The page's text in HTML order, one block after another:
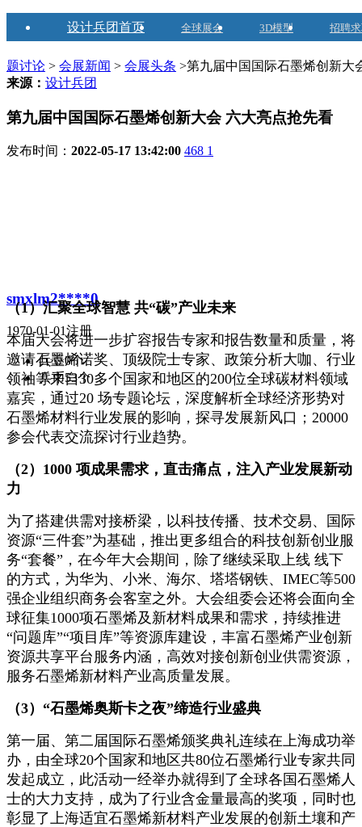
设计兵团首页 全球展会 3D模型 招聘
题讨论 > 会展新闻 > 会展头条 >第九届中国国际石墨烯创新大
来源： 设计兵团
第九届中国国际石墨烯创新大会 六大亮点抢先看
发布时间： 2022-05-17 13:42:00 468 1
smxlm2****0
1970-01-01注册
兵豆0个
兵币53个
（1）汇聚全球智慧 共“碳”产业未来
本届大会将进一步扩容报告专家和报告数量和质量，将
邀请石墨烯诺奖、顶级院士专家、政策分析大咖、行业
领袖等来自30多个国家和地区的200位全球碳材料领域
嘉宾，通过20 场专题论坛，深度解析全球经济形势对
石墨烯材料行业发展的影响，探寻发展新风口；20000
参会代表交流探讨行业趋势。
（2）1000 项成果需求，直击痛点，注入产业发展新动
力
为了搭建供需对接桥梁，以科技传播、技术交易、国际
资源“三件套”为基础，推出更多组合的科技创新创业服
务“套餐”，在今年大会期间，除了继续采取上线 线下
的方式，为华为、小米、海尔、塔塔钢铁、IMEC等500
强企业组织商务会客室之外。大会组委会还将会面向全
球征集1000项石墨烯及新材料成果和需求，持续推进
“问题库”“项目库”等资源库建设，丰富石墨烯产业创新
资源共享平台服务内涵，高效对接创新创业供需资源，
服务石墨烯新材料产业高质量发展。
（3）“石墨烯奥斯卡之夜”缔造行业盛典
第一届、第二届国际石墨烯颁奖典礼连续在上海成功举
办，由全球20个国家和地区共80位石墨烯行业专家共同
发起成立，此活动一经举办就得到了全球各国石墨烯人
士的大力支持，成为了行业含金量最高的奖项，同时也
彰显了上海适宜石墨烯新材料产业发展的创新土壤和产